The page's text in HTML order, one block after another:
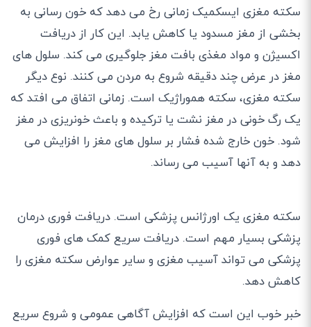
سکته مغزی ایسکمیک زمانی رخ می دهد که خون رسانی به
بخشی از مغز مسدود یا کاهش یابد. این کار از دریافت
اکسیژن و مواد مغذی بافت مغز جلوگیری می کند. سلول های
مغز در عرض چند دقیقه شروع به مردن می کنند. نوع دیگر
سکته مغزی، سکته هموراژیک است. زمانی اتفاق می افتد که
یک رگ خونی در مغز نشت یا ترکیده و باعث خونریزی در مغز
شود. خون خارج شده فشار بر سلول های مغز را افزایش می
دهد و به آنها آسیب می رساند.
سکته مغزی یک اورژانس پزشکی است. دریافت فوری درمان
پزشکی بسیار مهم است. دریافت سریع کمک های فوری
پزشکی می تواند آسیب مغزی و سایر عوارض سکته مغزی را
کاهش دهد.
خبر خوب این است که افزایش آگاهی عمومی و شروع سریع